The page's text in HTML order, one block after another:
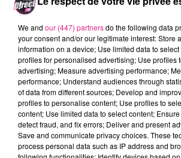
Ligue 2.
Tentez de gagner vos
« grenat » au7 20 18.
(2x75 centimes d’euro + coût
FIL ACTUS
9h19
Lorraine : une journée pas comme les autres
6 août 2026
We and our (447) partnersdo the following data
your consent and/or our legitimate interest: Store
information on a device; Use limited data to
profiles for personalised advertising; Use profiles
advertising; Measure advertising performance;
performance; Understand audiences through
of data from different sources; Develop and
profiles to personalise content; Use profiles to
content; Use limited data to select content;
detect fraud, and fix errors; Deliver and present
Save and communicate privacy choices. These
process personal data such as IP address and